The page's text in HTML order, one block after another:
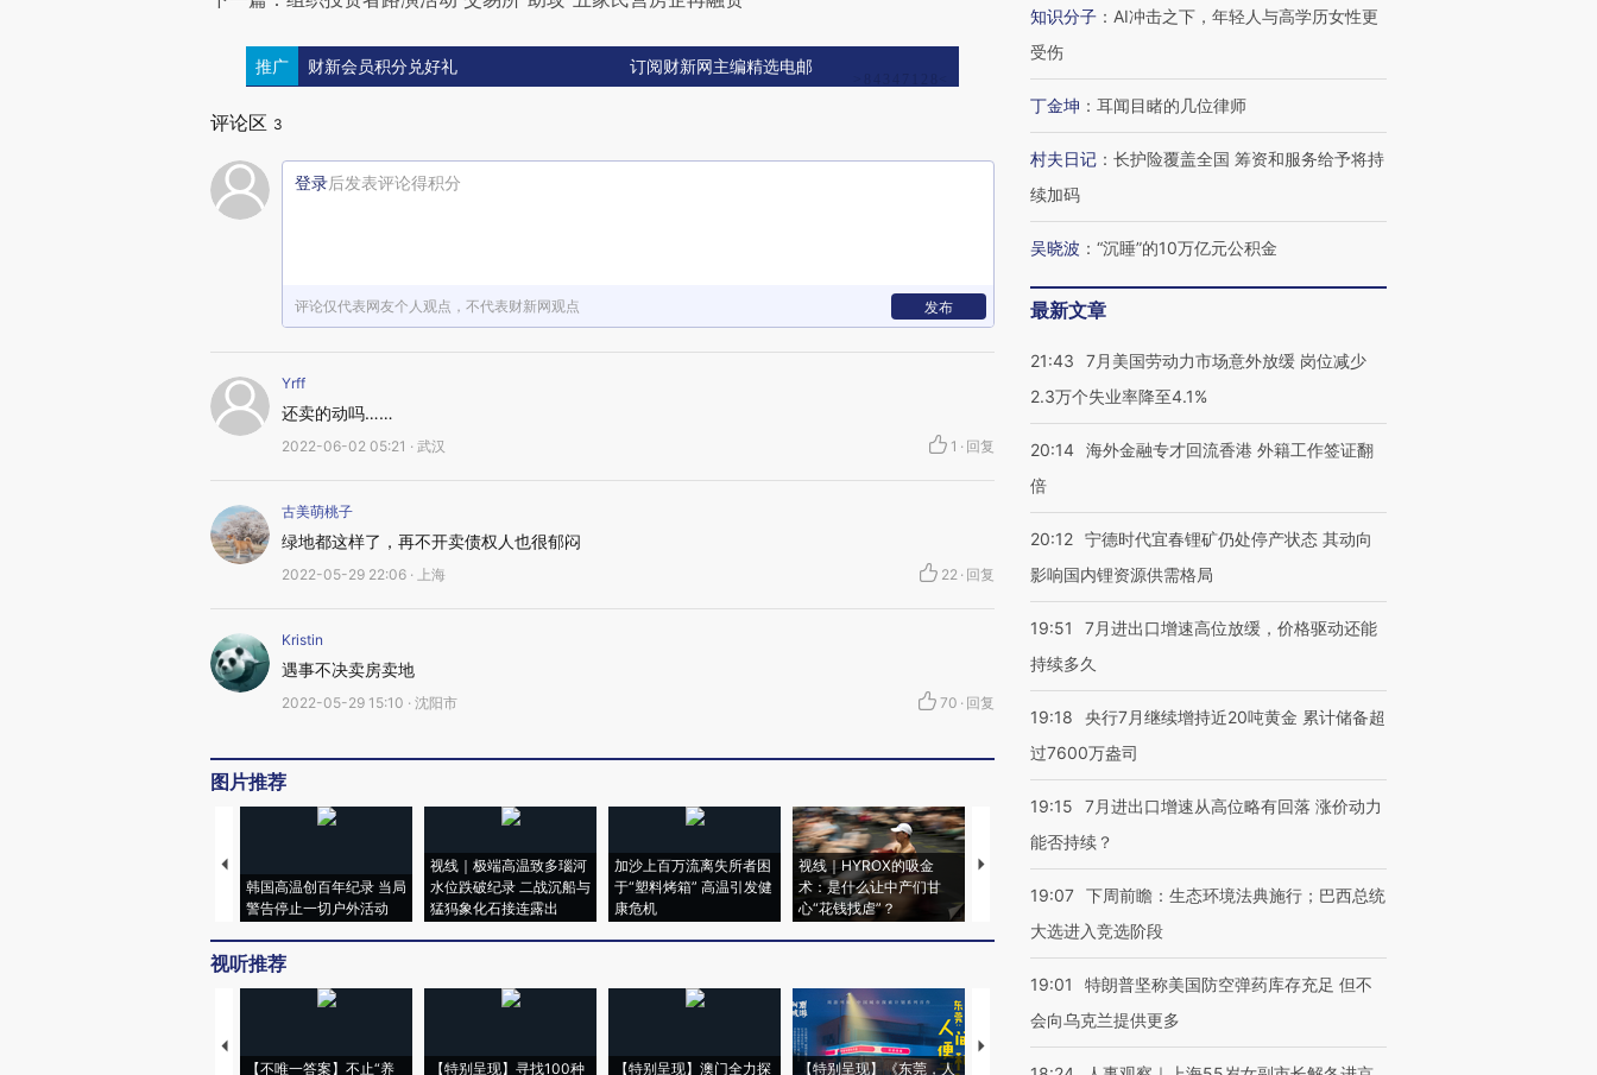
推广 财新会员积分兑好礼 订阅财新网主编精选电邮
评论区 3
登录后发表评论得积分
评论仅代表网友个人观点，不代表财新网观点 发布
Yrff
还卖的动吗……
2022-06-02 05:21 · 武汉 1 · 回复
古美萌桃子
绿地都这样了，再不开卖债权人也很郁闷
2022-05-29 22:06 · 上海 22 · 回复
Kristin
遇事不决卖房卖地
2022-05-29 15:10 · 沈阳市 70 · 回复
图片推荐
韩国高温创百年纪录 当局
警告停止一切户外活动
视线｜极端高温致多瑙河
水位跌破纪录 二战沉船与
猛犸象化石接连露出
加沙上百万流离失所者困
于“塑料烤箱” 高温引发健
康危机
视线｜HYROX的吸金
术：是什么让中产们甘
心“花钱找虐”？
马航飞行员跨国走私7万
粒摇头丸 尿检体内含3种
视线｜被称为“蟑螂”的印
度Z世代 用街头抗争将教
育部长拱下台
视线｜“入侵”还是“人道危
机”？难民潮撕裂西班牙
飞地休达
视听推荐
【不唯一答案】不止“养
【特别呈现】寻找100种
【特别呈现】澳门全力探
【特别呈现】《东莞，人
【推广】走进第四届链博
会，让数智科技“链”接产
【特别呈现】寻找100种
【商旅对话】华住集团
CFO：不靠规模取胜，华
知识分子 ： AI冲击之下，年轻人与高学历女性更
受伤
丁金坤 ： 耳闻目睹的几位律师
村夫日记 ： 长护险覆盖全国 筹资和服务给予将持
续加码
吴晓波 ： “沉睡”的10万亿元公积金
最新文章
21:43
7月美国劳动力市场意外放缓 岗位减少
2.3万个失业率降至4.1%
20:14 海外金融专才回流香港 外籍工作签证翻
倍
20:12 宁德时代宜春锂矿仍处停产状态 其动向
影响国内锂资源供需格局
19:51
7月进出口增速高位放缓，价格驱动还能
持续多久
19:18
央行7月继续增持近20吨黄金 累计储备超
过7600万盎司
19:15
7月进出口增速从高位略有回落 涨价动力
能否持续？
19:07 下周前瞻：生态环境法典施行；巴西总统
大选进入竞选阶段
19:01
特朗普坚称美国防空弹药库存充足 但不
会向乌克兰提供更多